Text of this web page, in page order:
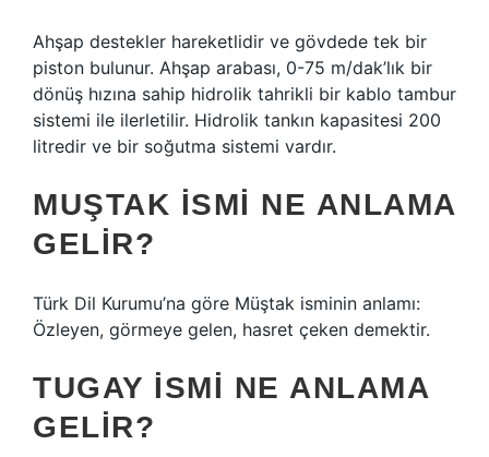
Ahşap destekler hareketlidir ve gövdede tek bir
piston bulunur. Ahşap arabası, 0-75 m/dak’lık bir
dönüş hızına sahip hidrolik tahrikli bir kablo tambur
sistemi ile ilerletilir. Hidrolik tankın kapasitesi 200
litredir ve bir soğutma sistemi vardır.
MUŞTAK ISMI NE ANLAMA
GELIR?
Türk Dil Kurumu’na göre Müştak isminin anlamı:
Özleyen, görmeye gelen, hasret çeken demektir.
TUGAY ISMI NE ANLAMA
GELIR?